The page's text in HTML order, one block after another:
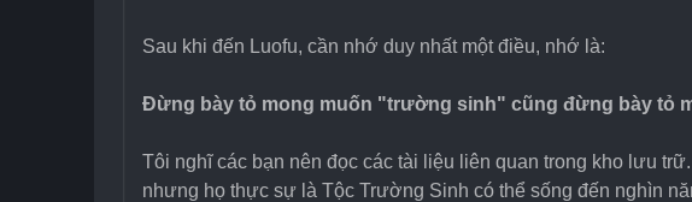
Sau khi đến Luofu, cần nhớ duy nhất một điều, nhớ là:
Đừng bày tỏ mong muốn "trường sinh" cũng đừng bày tỏ
Tôi nghĩ các bạn nên đọc các tài liệu liên quan trong kho lưu
nhưng họ thực sự là Tộc Trường Sinh có thể sống đến nghìn